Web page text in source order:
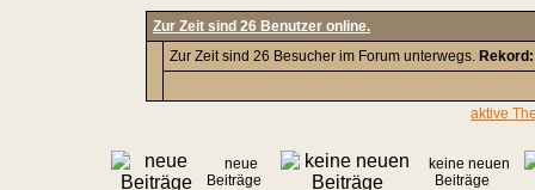
Zur Zeit sind 26 Benutzer online.
Zur Zeit sind 26 Besucher im Forum unterwegs. Rekord:
aktive
neue
Beiträge
keine neuen
Beiträge